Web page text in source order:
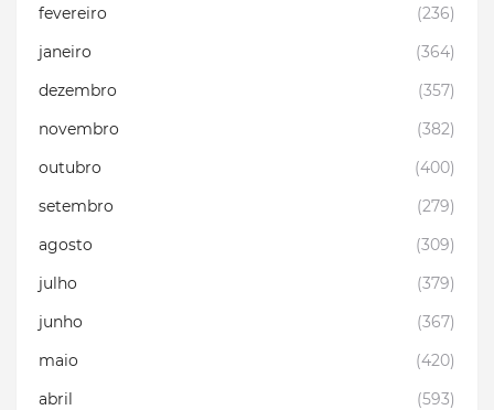
fevereiro
(236)
janeiro
(364)
dezembro
(357)
novembro
(382)
outubro
(400)
setembro
(279)
agosto
(309)
julho
(379)
junho
(367)
maio
(420)
abril
(593)